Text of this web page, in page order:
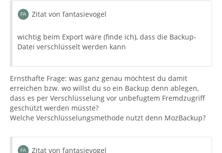
Zitat von fantasievogel
wichtig beim Export wäre (finde ich), dass die Backup-
Datei verschlüsselt werden kann
Ernsthafte Frage: was ganz genau möchtest du damit
erreichen bzw. wo willst du so ein Backup denn ablegen,
dass es per Verschlüsselung vor unbefugtem Fremdzugriff
geschützt werden müsste?
Welche Verschlüsselungsmethode nutzt denn MozBackup?
Zitat von fantasievogel